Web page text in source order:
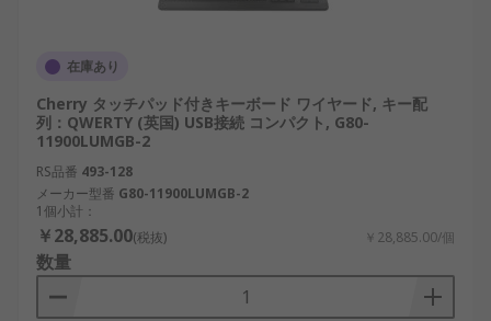
在庫あり
Cherry タッチパッド付きキーボード ワイヤード, キー配
列：QWERTY (英国) USB接続 コンパクト, G80-
11900LUMGB-2
RS品番 493-128
メーカー型番 G80-11900LUMGB-2
1個小計：
￥28,885.00(税抜) ￥28,885.00/個
数量